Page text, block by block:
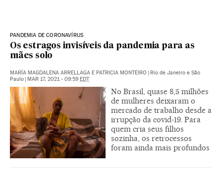
PANDEMIA DE CORONAVÍRUS
Os estragos invisíveis da pandemia para as
mães solo
MARÍA MAGDALENA ARRELLAGA E PATRICIA MONTEIRO | Río de Janeiro e São
Paulo | MAR 17, 2021 - 09:59 EDT
No Brasil, quase 8,5 milhões
de mulheres deixaram o
mercado de trabalho desde a
irrupção da covid-19. Para
quem cria seus filhos
sozinha, os retrocessos
foram ainda mais profundos